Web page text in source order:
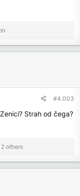
#4.003
Strah od čega?
others